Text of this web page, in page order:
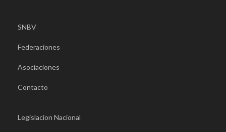
SNBV
Federaciones
Asociaciones
Contacto
Legislacion Nacional